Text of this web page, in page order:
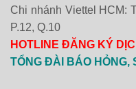
Chi nhánh Viettel HCM:
P.12, Q.10
HOTLINE ĐĂNG KÝ
TỔNG ĐÀI BÁO HỎNG,